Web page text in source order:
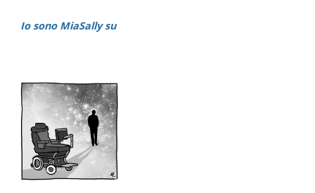
Io sono MiaSally su